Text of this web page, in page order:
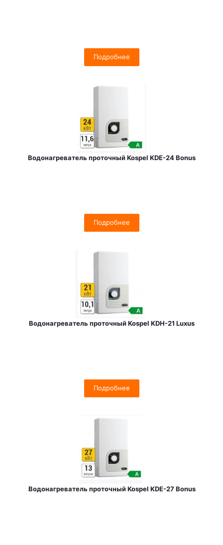
Подробнее
Водонагреватель проточный Kospel KDE-24 Bonus
Подробнее
Водонагреватель проточный Kospel KDH-21 Luxus
Подробнее
Водонагреватель проточный Kospel KDE-27 Bonus